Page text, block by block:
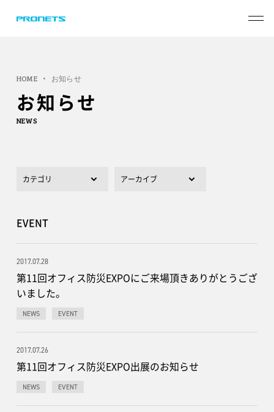
HOME お知らせ
お知らせ
NEWS
EVENT
2017.07.28
第11回オフィス防災EXPOにご来場頂きありがとうござ
いました。
NEWS EVENT
2017.07.26
第11回オフィス防災EXPO出展のお知らせ
NEWS EVENT